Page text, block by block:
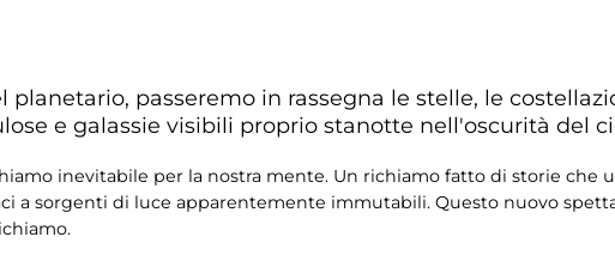
planetario, passeremo in rassegna le stelle, le
e galassie visibili proprio stanotte nell'oscurità del
inevitabile per la nostra mente. Un richiamo fatto di storie che
a sorgenti di luce apparentemente immutabili. Questo nuovo